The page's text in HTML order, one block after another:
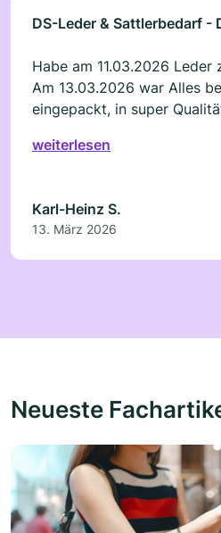
DS-Leder & Sattlerbedarf -
Habe am 11.03.2026 Leder
Am 13.03.2026 war Alles
eingepackt, in super
schon seit einiger Zeit
Leistungsverhältnis nicht
Dank, dass es Sie gibt.
weiterlesen
Karl-Heinz S.
13. März 2026
Neueste